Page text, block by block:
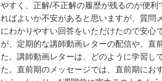
やすく、正解/不正解の履歴が残るのが便
ればよいか不安があると思いますが、質問
にわかりやすい回答をいただけたので安心
が、定期的な講師動画レターの配信や、直
た。講師動画レターは、どのように学習し
た。直前期のメッセージでは、直前期にお